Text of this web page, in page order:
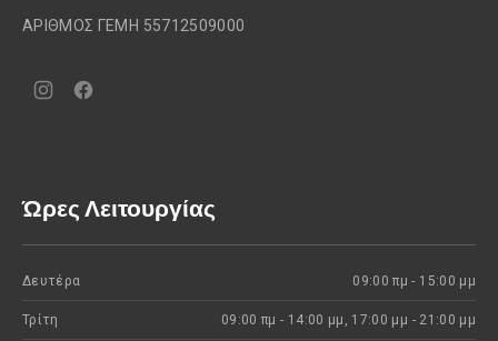
ΑΡΙΘΜΟΣ ΓΕΜΗ 55712509000
Νέο
Νέο
Ώρες Λειτουργίας
Δευτέρα 09:00 πμ - 15:00 μμ
Τρίτη 09:00 πμ - 14:00 μμ, 17:00 μμ - 21:00 μμ